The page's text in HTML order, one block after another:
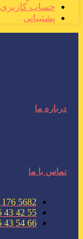
حساب کاربری
پشتیبانی
درباره ما
تماس با ما
5682 176 0912
55 42 43 66 021
66 54 43 66 021